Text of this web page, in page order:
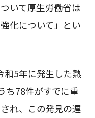
いて厚生労働省は
化について」とい
和5年に発生した熱
ち78件がすでに重
れ、この発見の遅